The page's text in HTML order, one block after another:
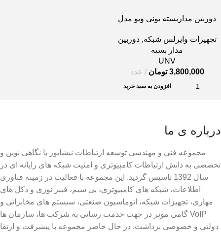
دوربین مداربسته یونی ویو مدل
تجهیزات وایرلس شبکه,دوربین
مدار بسته
UNV
3,800,000 تومان عدد
افزودن به سبد خرید
درباره ی ما
مجموعه فنی و مهندسی توسعه ارتباطات نیشابور با نگاهی نوین و
تخصصی به دانش ارتباطات کامپیوتری و امنیت شبکه های رایانه ای در
سال 1392 تاسیس گردید. این مجموعه با فعالیت در زمینه فناوری
اطلاعات، شبکه های کامپیوتری، بی سیم، فیبر نوری و دکل های
مهاری، تجهیزات شبکه، اتوماسیون صنعتی، سیستم های مخابراتی و
VoIP گامی موثر در جهت خدمت رسانی به شرکت ها، سازمان ها
دولتی و خصوصی برداشت. در حال حاضر مجموعه با پیشرفت و ارتقا